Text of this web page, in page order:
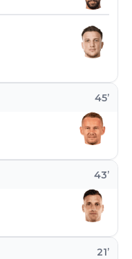
21’
43’
45’